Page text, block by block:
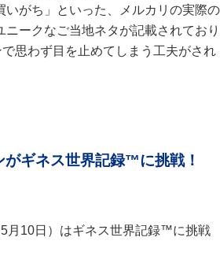
いがち」といった、メルカリの実際の
ニークなご当地ネタが記載されており
思わず目を止めてしまう工夫がされ
ギネス世界記録™に挑戦！
5月10日）はギネス世界記録™に挑戦